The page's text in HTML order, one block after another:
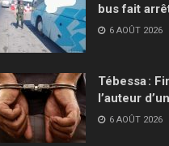
bus fait
6 AOÛT 2026
Tébessa :
l’auteur
6 AOÛT 2026